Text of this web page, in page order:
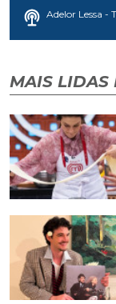
Adelor Lessa -
MAIS LIDAS